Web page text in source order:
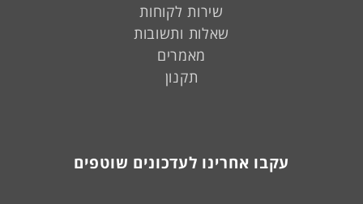
שירות לקוחות
שאלות ותשובות
מאמרים
תקנון
עקבו אחרינו לעדכונים שוטפים